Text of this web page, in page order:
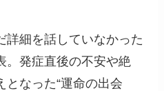
詳細を話していなかった
。発症直後の不安や絶
となった“運命の出会